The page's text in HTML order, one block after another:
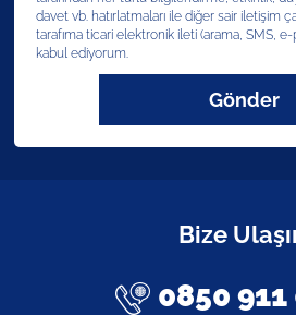
davet vb. hatırlatmaları ile diğer sair iletişim
tarafıma ticari elektronik ileti (arama, SMS,
kabul ediyorum.
Gönder
Bize
0850 911